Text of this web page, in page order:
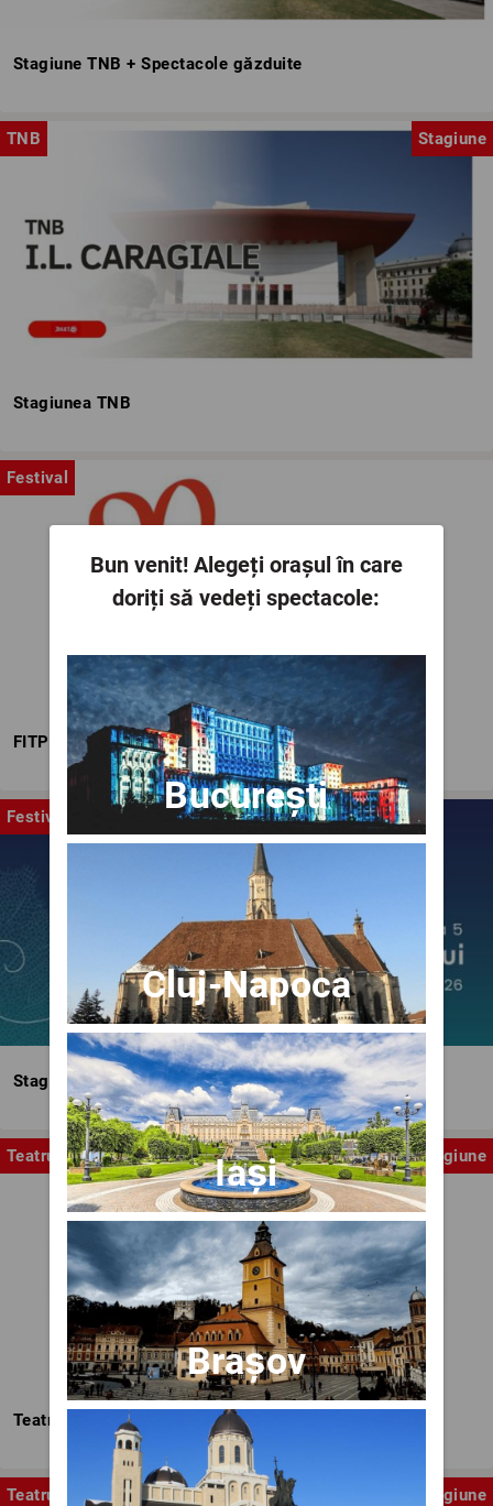
Stagiune TNB + Spectacole găzduite
TNB Stagiune
Stagiunea TNB
Festival
FITPTI
Festival
Stagiunea Estivală a Artelor Spectacolului
Teatru Stagiune
Teatrul Nottara
Teatru Stagiune
Bun venit!Alegeți orașul în care
doriți să vedeți spectacole:
București
Cluj-Napoca
Iași
Brașov